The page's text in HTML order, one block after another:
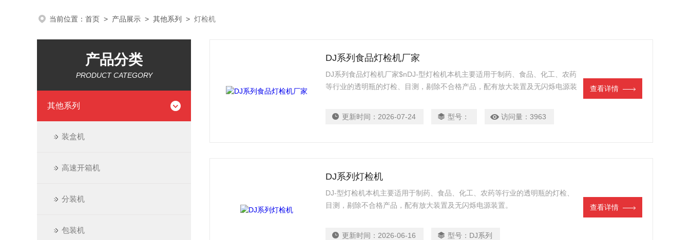
当前位置： 首页 > 产品展示 > 其他系列 > 灯检机
产品分类
PRODUCT CATEGORY
其他系列
装盒机
高速开箱机
分装机
包装机
DJ系列食品灯检机厂家
DJ系列食品灯检机厂家$nDJ-型灯检机本机主要适用于制药、食品、化工、农药
等行业的透明瓶的灯检、目测，剔除不合格产品，配有放大装置及无闪烁电源装
更新时间： 2026-07-24 型号： 访问量：3963
查看详情
DJ系列灯检机
DJ-型灯检机本机主要适用于制药、食品、化工、农药等行业的透明瓶的灯检、
目测，剔除不合格产品，配有放大装置及无闪烁电源装置。
更新时间： 2026-06-16 型号： DJ系列
查看详情